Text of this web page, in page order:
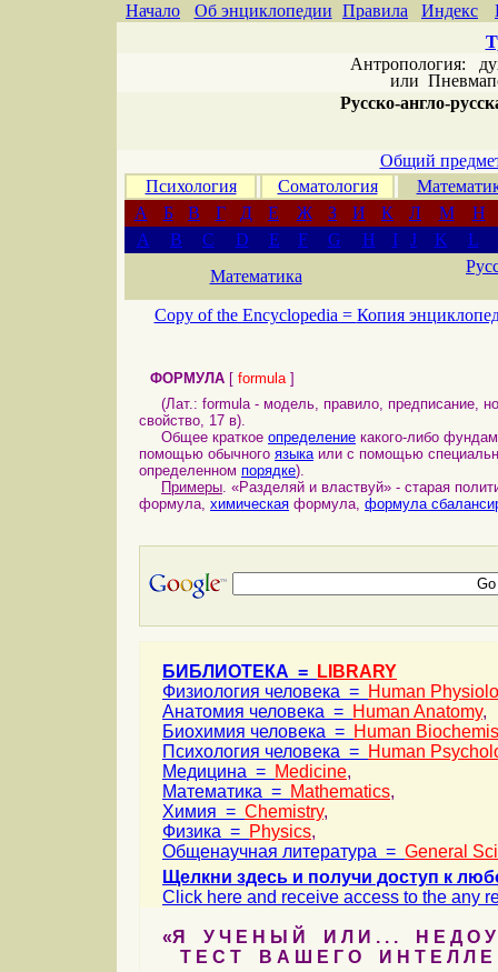
Начало Об энциклопедии Правила Индекс
Антропология:
или
Русско-англо-
Общий
Психология
Соматология
А
Б В Г Д Е Ж З И К Л М
Н
A
B C D E F G H I J K
L
Математика
Copy of the Encyclopedia = Копия
ФОРМУЛА [ formula]
(Лат.: formula - модель, правило, предписание,
свойство, 17 в).
Общее краткое определение какого-либо
помощью обычного языкаили с помощью
определенном порядке).
Примеры. «Разделяй и властвуй» - старая
формула, химическая формула, формула
БИБЛИОТЕКА =
LIBRARY
Физиология человека = Human
Анатомия человека = Human Anatomy,
Биохимия человека = Human
Психология человека = Human
Медицина = Medicine,
Математика = Mathematics,
Химия = Chemistry,
Физика = Physics,
Общенаучная литература = General
Щелкни здесь и получи доступ к
Click here and receive access to the any
«Я У Ч Е Н Ы Й И Л И . . . Н Е Д О У
Т Е С Т В А Ш Е Г О И Н Т Е Л Л Е